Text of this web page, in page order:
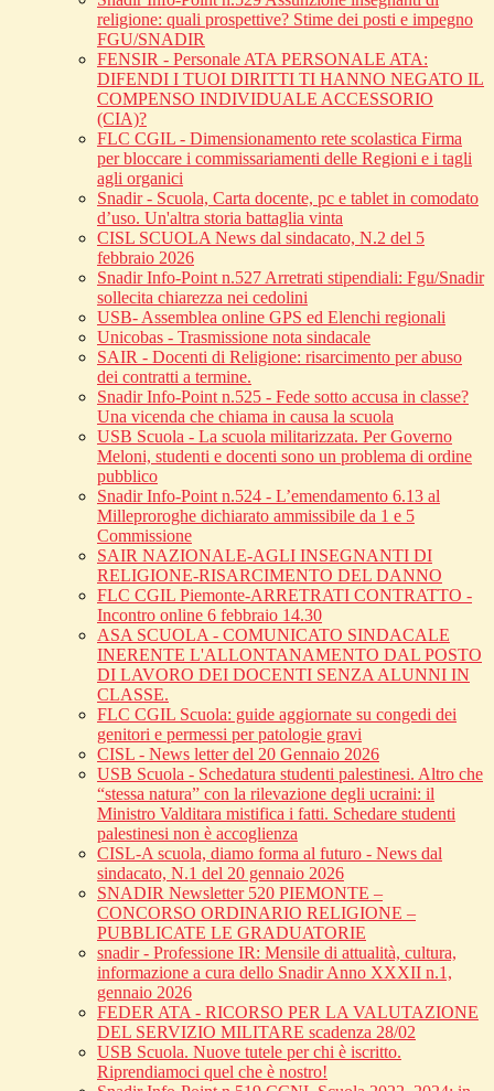
religione: quali prospettive? Stime dei posti e impegno
FGU/SNADIR
FENSIR - Personale ATA PERSONALE ATA:
DIFENDI I TUOI DIRITTI TI HANNO NEGATO IL
COMPENSO INDIVIDUALE ACCESSORIO
(CIA)?
FLC CGIL - Dimensionamento rete scolastica Firma
per bloccare i commissariamenti delle Regioni e i tagli
agli organici
Snadir - Scuola, Carta docente, pc e tablet in comodato
d’uso. Un'altra storia battaglia vinta
CISL SCUOLA News dal sindacato, N.2 del 5
febbraio 2026
Snadir Info-Point n.527 Arretrati stipendiali: Fgu/Snadir
sollecita chiarezza nei cedolini
USB- Assemblea online GPS ed Elenchi regionali
Unicobas - Trasmissione nota sindacale
SAIR - Docenti di Religione: risarcimento per abuso
dei contratti a termine.
Snadir Info-Point n.525 - Fede sotto accusa in classe?
Una vicenda che chiama in causa la scuola
USB Scuola - La scuola militarizzata. Per Governo
Meloni, studenti e docenti sono un problema di ordine
pubblico
Snadir Info-Point n.524 - L’emendamento 6.13 al
Milleproroghe dichiarato ammissibile da 1 e 5
Commissione
SAIR NAZIONALE-AGLI INSEGNANTI DI
RELIGIONE-RISARCIMENTO DEL DANNO
FLC CGIL Piemonte-ARRETRATI CONTRATTO -
Incontro online 6 febbraio 14.30
ASA SCUOLA - COMUNICATO SINDACALE
INERENTE L'ALLONTANAMENTO DAL POSTO
DI LAVORO DEI DOCENTI SENZA ALUNNI IN
CLASSE.
FLC CGIL Scuola: guide aggiornate su congedi dei
genitori e permessi per patologie gravi
CISL - News letter del 20 Gennaio 2026
USB Scuola - Schedatura studenti palestinesi. Altro che
“stessa natura” con la rilevazione degli ucraini: il
Ministro Valditara mistifica i fatti. Schedare studenti
palestinesi non è accoglienza
CISL-A scuola, diamo forma al futuro - News dal
sindacato, N.1 del 20 gennaio 2026
SNADIR Newsletter 520 PIEMONTE –
CONCORSO ORDINARIO RELIGIONE –
PUBBLICATE LE GRADUATORIE
snadir - Professione IR: Mensile di attualità, cultura,
informazione a cura dello Snadir Anno XXXII n.1,
gennaio 2026
FEDER ATA - RICORSO PER LA VALUTAZIONE
DEL SERVIZIO MILITARE scadenza 28/02
USB Scuola. Nuove tutele per chi è iscritto.
Riprendiamoci quel che è nostro!